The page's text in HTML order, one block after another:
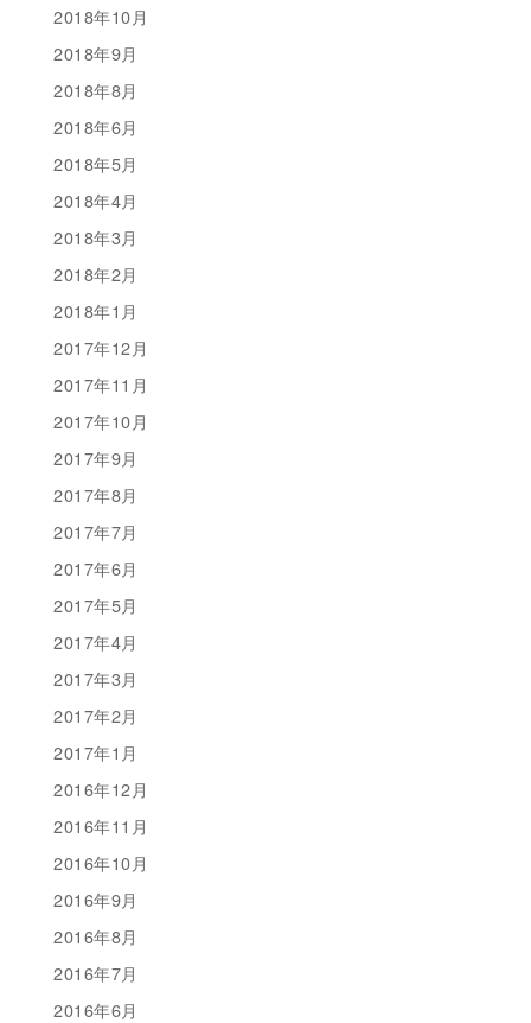
2018年10月
2018年9月
2018年8月
2018年6月
2018年5月
2018年4月
2018年3月
2018年2月
2018年1月
2017年12月
2017年11月
2017年10月
2017年9月
2017年8月
2017年7月
2017年6月
2017年5月
2017年4月
2017年3月
2017年2月
2017年1月
2016年12月
2016年11月
2016年10月
2016年9月
2016年8月
2016年7月
2016年6月